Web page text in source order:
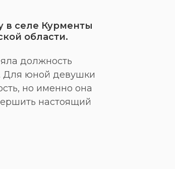
в селе Курменты
области.
должность
Для юной девушки
но именно она
настоящий